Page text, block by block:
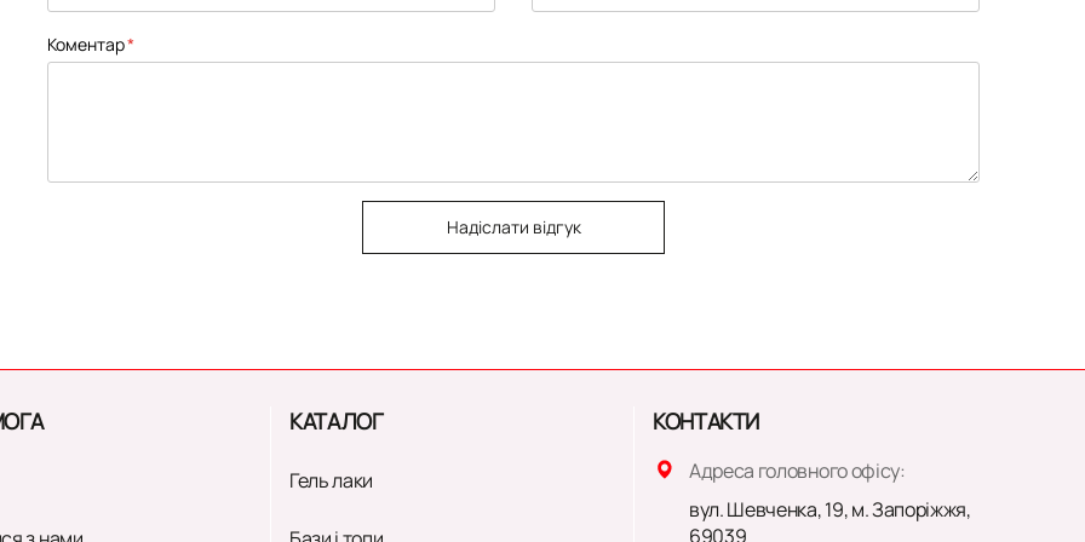
Коментар
Надіслати відгук
КАТАЛОГ
Гель лаки
КОНТАКТИ
Адреса головного офісу:
вул. Шевченка, 19, м. Запоріжжя,
69039